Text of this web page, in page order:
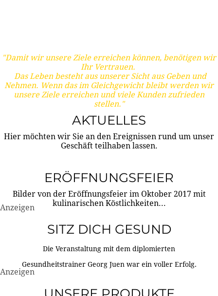
"Damit wir unsere Ziele erreichen können, benötigen wir
Ihr Vertrauen.
Das Leben besteht aus unserer Sicht aus Geben und
Nehmen. Wenn das im Gleichgewicht bleibt werden wir
unsere Ziele erreichen und viele Kunden zufrieden
stellen."
AKTUELLES
Hier möchten wir Sie an den Ereignissen rund um unser
Geschäft teilhaben lassen.
ERÖFFNUNGSFEIER
Bilder von der Eröffnungsfeier im Oktober 2017 mit
kulinarischen Köstlichkeiten...
Anzeigen
SITZ DICH GESUND
Die Veranstaltung mit dem diplomierten
Gesundheitstrainer Georg Juen war ein voller Erfolg.
Anzeigen